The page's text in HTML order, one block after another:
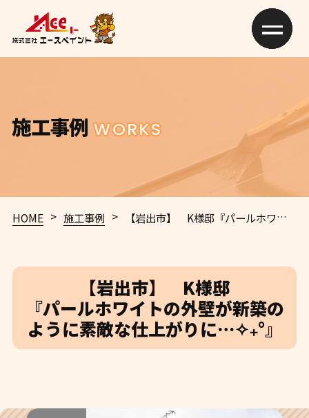
施工事例 WORKS
HOME > 施工事例 > 【岩出市】 K様邸 『パールホワイトの外壁が新築のように素敵な仕上がりに…✧₊°』
【岩出市】 K様邸
『パールホワイトの外壁が新築の
ように素敵な仕上がりに…✧₊°』